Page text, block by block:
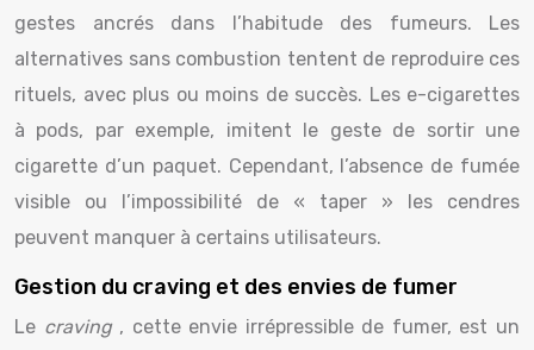
gestes ancrés dans l’habitude des fumeurs. Les
alternatives sans combustion tentent de reproduire ces
rituels, avec plus ou moins de succès. Les e-cigarettes
à pods, par exemple, imitent le geste de sortir une
cigarette d’un paquet. Cependant, l’absence de fumée
visible ou l’impossibilité de « taper » les cendres
peuvent manquer à certains utilisateurs.
Gestion du craving et des envies de fumer
Le craving , cette envie irrépressible de fumer, est un